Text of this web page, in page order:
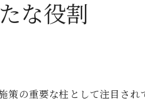
ル教育の連携を考察
けるメンタル教育の役割
ンタル対応事例を解説
な役割
の重要な柱として注目さ